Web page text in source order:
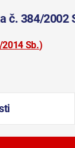
č. 384/2002
Sb.)